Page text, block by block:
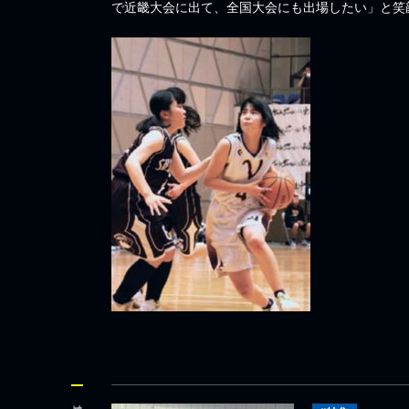
で近畿大会に出て、全国大会にも出場したい」と笑